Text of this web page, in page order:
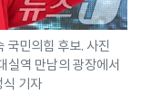
국민의힘 후보. 사진
실역 만남의 광장에서
기자